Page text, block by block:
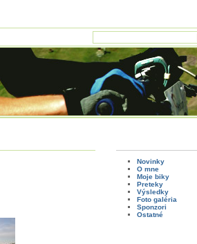
Novinky
O mne
Moje biky
Preteky
Výsledky
Foto galéria
Sponzori
Ostatné